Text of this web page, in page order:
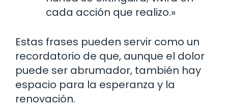
cada acción que realizo.»
Estas frases pueden servir como un
recordatorio de que, aunque el dolor
puede ser abrumador, también hay
espacio para la esperanza y la
renovación.